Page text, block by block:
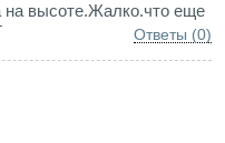
на высоте.Жалко.что еще
если у кого стоит
Ответы (0)